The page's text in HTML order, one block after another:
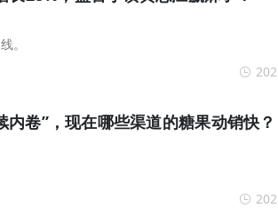
。
卷”，现在哪些渠道的糖果动销快？